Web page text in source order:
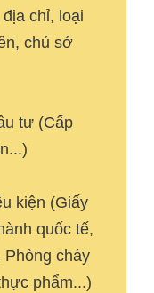
chỉ, loại
chủ sở
tư (Cấp
kiện (Giấy
quốc tế,
Phòng cháy
phẩm...)